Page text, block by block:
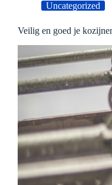
Uncategorized
Veilig en goed je